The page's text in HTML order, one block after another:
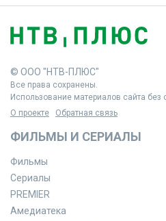
© ООО "НТВ-ПЛЮС"
Все права сохранены.
Использование материалов сайта
О проекте
Обратная связь
ФИЛЬМЫ И СЕРИАЛЫ
Фильмы
Сериалы
PREMIER
Амедиатека